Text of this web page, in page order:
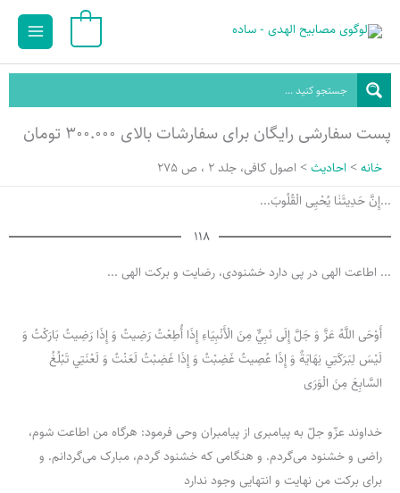
محتوا
Main
پست سفارشی رایگان برای سفارشات بالای ۳۰۰.۰۰۰ تومان
خانه احادیث
اصول کافی، جلد 2 ، ص 275
...إِنَّ حَدِيثَنٰا یُحْیِی الْقُلُوبَ...
118
... اطاعت الهی در پی دارد خشنودی، رضایت و برکت الهی ...
أَوْحَى اللَّهُ عَزَّ وَ جَلَّ إِلَى نَبِيٍّ مِنَ الْأَنْبِيَاءِ إِذَا أُطِعْتُ رَضِيتُ وَ إِذَا رَضِيتُ بَارَكْتُ‌ وَ
لَيْسَ‌ لِبَرَكَتِي‌ نِهَايَةٌ وَ إِذَا عُصِيتُ غَضِبْتُ وَ إِذَا غَضِبْتُ لَعَنْتُ وَ لَعْنَتِي تَبْلُغُ
السَّابِعَ مِنَ الْوَرَى
خداوند عزّو جلّ به پیامبری از پیامبران وحی فرمود: هرگاه من اطاعت شوم،
راضی و خشنود می‌گردم. و هنگامی که خشنود گردم، مبارک می‌گردانم. و
برای برکت من نهایت و انتهایی وجود ندارد